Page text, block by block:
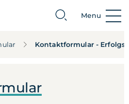
Suche Menu
Kontaktformular -